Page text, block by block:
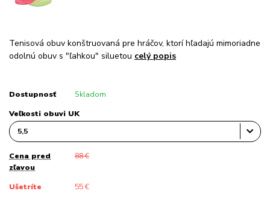
Tenisová obuv konštruovaná pre hráčov, ktorí hľadajú mimoriadne
odolnú obuv s "ľahkou" siluetou celý popis
Dostupnosť Skladom
Veľkosti obuvi UK
Cena pred
zľavou
88 €
Ušetríte 55 €